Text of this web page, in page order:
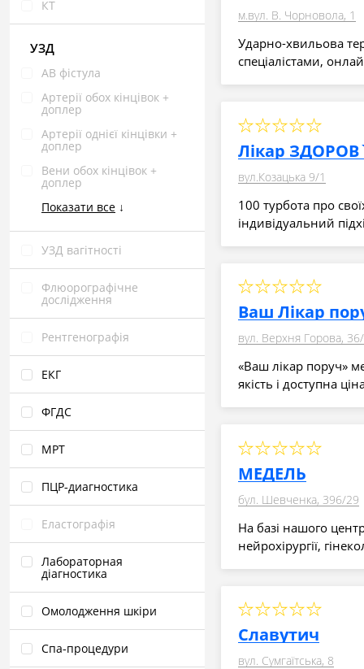
КТ
УЗД
АВ фістула
Артерії обох кінцівок +
доплер
Артерії однієї кінцівки +
доплер
Вени обох кінцівок +
доплер
Показати все ↓
УЗД вагітності
Флюорографічне
дослідження
Рентгенографія
ЕКГ
ФГДС
МРТ
ПЦР‑диагностика
Еластографія
Лабораторная
діагностика
Омолодження шкіри
Спа‑процедури
м.вул. В. Чорновола, 1
Ударно-хвильова
спеціалістами,
Лікар
вул.Козацька 9/1
100 турбота про
індивідуальний
Ваш Лікар
вул. Верхня Горова,
«Ваш лікар поруч»
якість і доступна
МЕДЕЛЬ
бул. Шевченка, 396/29
На базі нашого
нейрохірургії,
Славутич
вул. Сумгаїтська, 8